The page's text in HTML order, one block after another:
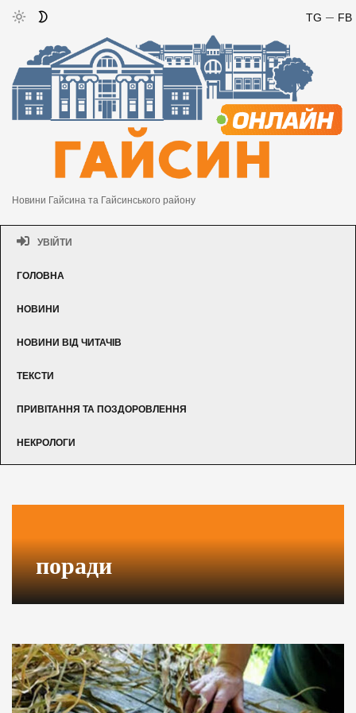
FB
TG
Новини Гайсина та Гайсинського району
УВІЙТИ
ГОЛОВНА
НОВИНИ
НОВИНИ ВІД ЧИТАЧІВ
ТЕКСТИ
ПРИВІТАННЯ ТА ПОЗДОРОВЛЕННЯ
НЕКРОЛОГИ
поради